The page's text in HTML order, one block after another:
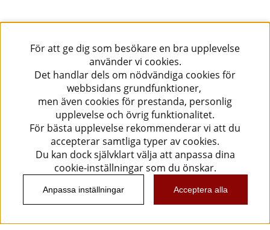
För att ge dig som besökare en bra upplevelse
använder vi cookies.
Det handlar dels om nödvändiga cookies för
webbsidans grundfunktioner,
men även cookies för prestanda, personlig
upplevelse och övrig funktionalitet.
För bästa upplevelse rekommenderar vi att du
accepterar samtliga typer av cookies.
Du kan dock självklart välja att anpassa dina
cookie-inställningar som du önskar.
Anpassa inställningar Acceptera alla